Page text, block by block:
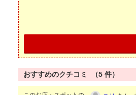
おすすめのクチコミ （5 件）